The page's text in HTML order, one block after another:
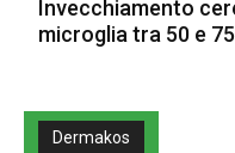
Invecchiamento
microglia tra 50 e
Dermakos